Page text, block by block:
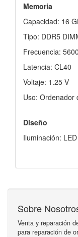
Memoria
Capacidad: 16
Tipo: DDR5
Frecuencia:
Latencia: CL40
Voltaje: 1.25 V
Uso: Ordenador
Diseño
Iluminación:
Sobre
Venta y reparación
para reparación de